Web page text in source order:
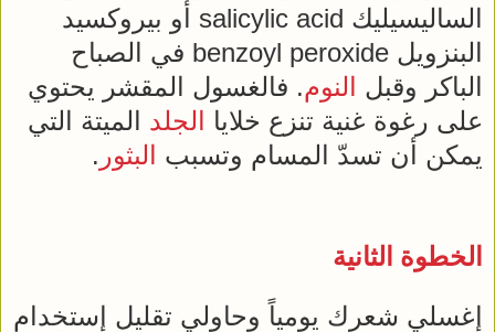
الساليسيليك salicylic acid أو بيروكسيد
البنزويل benzoyl peroxide في الصباح
الباكر وقبل النوم. فالغسول المقشر يحتوي
على رغوة غنية تنزع خلايا الجلد الميتة التي
يمكن أن تسدّ المسام وتسبب البثور .
الخطوة الثانية
إغسلي شعرك يومياً وحاولي تقليل إستخدام